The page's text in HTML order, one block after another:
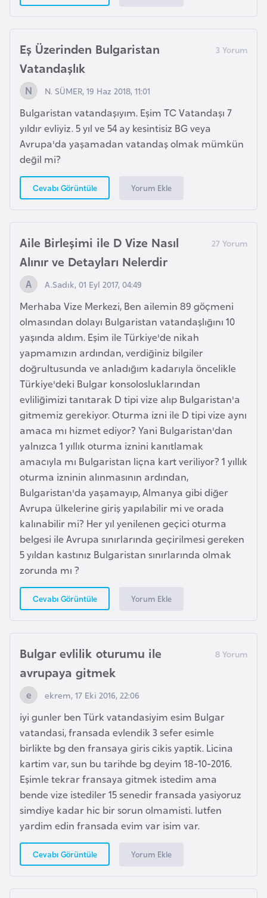
Eş Üzerinden Bulgaristan
Vatandaşlık
N. SÜMER, 19 Haz 2018, 11:01
Bulgaristan vatandaşıyım. Eşim TC Vatandaşı 7
yıldır evliyiz. 5 yıl ve 54 ay kesintisiz BG veya
Avrupa'da yaşamadan vatandaş olmak mümkün
değil mi?
Cevabı Görüntüle Yorum Ekle
Aile Birleşimi ile D Vize Nasıl
Alınır ve Detayları Nelerdir
A.Sadık, 01 Eyl 2017, 04:49
Merhaba Vize Merkezi, Ben ailemin 89 göçmeni
olmasından dolayı Bulgaristan vatandaşlığını 10
yaşında aldım. Eşim ile Türkiye'de nikah
yapmamızın ardından, verdiğiniz bilgiler
doğrultusunda ve anladığım kadarıyla öncelikle
Türkiye'deki Bulgar konsolosluklarından
evliliğimizi tanıtarak D tipi vize alıp Bulgaristan'a
gitmemiz gerekiyor. Oturma izni ile D tipi vize aynı
amaca mı hizmet ediyor? Yani Bulgaristan'dan
yalnızca 1 yıllık oturma iznini kanıtlamak
amacıyla mı Bulgaristan liçna kart veriliyor? 1 yıllık
oturma izninin alınmasının ardından,
Bulgaristan'da yaşamayıp, Almanya gibi diğer
Avrupa ülkelerine giriş yapılabilir mi ve orada
kalınabilir mi? Her yıl yenilenen geçici oturma
belgesi ile Avrupa sınırlarında geçirilmesi gereken
5 yıldan kastınız Bulgaristan sınırlarında olmak
zorunda mı ?
Cevabı Görüntüle Yorum Ekle
Bulgar evlilik oturumu ile
avrupaya gitmek
ekrem, 17 Eki 2016, 22:06
iyi gunler ben Türk vatandasiyim esim Bulgar
vatandasi, fransada evlendik 3 sefer esimle
birlikte bg den fransaya giris cikis yaptik. Licina
kartim var, sun bu tarihde bg deyim 18-10-2016.
Eşimle tekrar fransaya gitmek istedim ama
bende vize istediler 15 senedir fransada yasiyoruz
simdiye kadar hic bir sorun olmamisti. lutfen
yardim edin fransada evim var isim var.
Cevabı Görüntüle Yorum Ekle
t
a
n
H
ı
r
v
a
t
i
t
a
n
H
o
l
l
a
n
d
a
İ
n
g
i
l
t
e
r
e
I
r
a
k
İ
r
l
a
n
d
a
İ
s
p
a
n
y
a